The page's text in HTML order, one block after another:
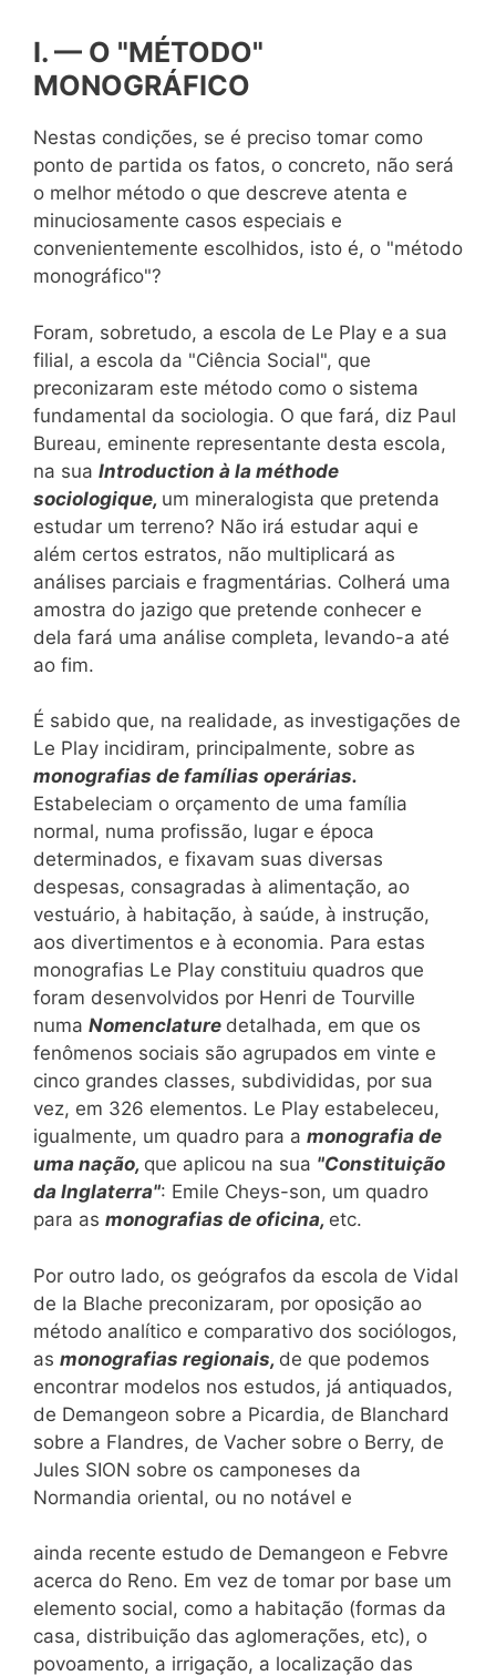
I. — O "MÉTODO"
MONOGRÁFICO
Nestas condições, se é preciso tomar como
ponto de partida os fatos, o concreto, não será
o melhor método o que descreve atenta e
minuciosamente casos especiais e
convenientemente escolhidos, isto é, o "método
monográfico"?
Foram, sobretudo, a escola de Le Play e a sua
filial, a escola da "Ciência Social", que
preconizaram este método como o sistema
fundamental da sociologia. O que fará, diz Paul
Bureau, eminente representante desta escola,
na sua Introduction à la méthode
sociologique, um mineralogista que pretenda
estudar um terreno? Não irá estudar aqui e
além certos estratos, não multiplicará as
análises parciais e fragmentárias. Colherá uma
amostra do jazigo que pretende conhecer e
dela fará uma análise completa, levando-a até
ao fim.
É sabido que, na realidade, as investigações de
Le Play incidiram, principalmente, sobre as
monografias de famílias operárias.
Estabeleciam o orçamento de uma família
normal, numa profissão, lugar e época
determinados, e fixavam suas diversas
despesas, consagradas à alimentação, ao
vestuário, à habitação, à saúde, à instrução,
aos divertimentos e à economia. Para estas
monografias Le Play constituiu quadros que
foram desenvolvidos por Henri de Tourville
numa Nomenclature detalhada, em que os
fenômenos sociais são agrupados em vinte e
cinco grandes classes, subdivididas, por sua
vez, em 326 elementos. Le Play estabeleceu,
igualmente, um quadro para a monografia de
uma nação, que aplicou na sua "Constituição
da Inglaterra": Emile Cheys-son, um quadro
para as monografias de oficina, etc.
Por outro lado, os geógrafos da escola de Vidal
de la Blache preconizaram, por oposição ao
método analítico e comparativo dos sociólogos,
as monografias regionais, de que podemos
encontrar modelos nos estudos, já antiquados,
de Demangeon sobre a Picardia, de Blanchard
sobre a Flandres, de Vacher sobre o Berry, de
Jules SION sobre os camponeses da
Normandia oriental, ou no notável e
ainda recente estudo de Demangeon e Febvre
acerca do Reno. Em vez de tomar por base um
elemento social, como a habitação (formas da
casa, distribuição das aglomerações, etc), o
povoamento, a irrigação, a localização das